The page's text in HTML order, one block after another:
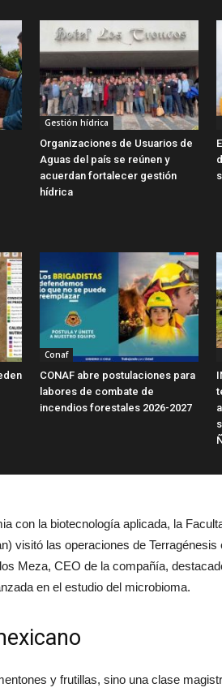
Gestión hídrica
Organizaciones de Usuarios de
Aguas del país se reúnen y
acuerdan fortalecer gestión
hídrica
Conaf
CONAF abre postulaciones para
labores de combate de
incendios forestales 2026-2027
con la biotecnología aplicada, la
visitó las operaciones de Terragénesis
Meza, CEO de la compañía,
en el estudio del microbioma.
y frutillas, sino una clase